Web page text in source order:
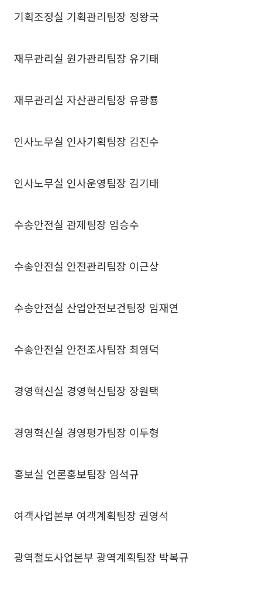
기획조정실 기획관리팀장 정왕국
재무관리실 원가관리팀장 유기태
재무관리실 자산관리팀장 유광룡
인사노무실 인사기획팀장 김진수
인사노무실 인사운영팀장 김기태
수송안전실 관제팀장 임승수
수송안전실 안전관리팀장 이근상
수송안전실 산업안전보건팀장 임재연
수송안전실 안전조사팀장 최영덕
경영혁신실 경영혁신팀장 장원택
경영혁신실 경영평가팀장 이두형
홍보실 언론홍보팀장 임석규
여객사업본부 여객계획팀장 권영석
광역철도사업본부 광역계획팀장 박복규